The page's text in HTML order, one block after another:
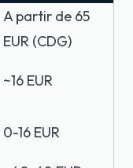
A partir de 65
EUR (CDG)
~16 EUR
0-16 EUR